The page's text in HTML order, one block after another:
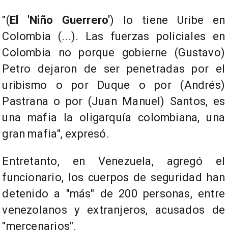
"(El 'Niño Guerrero') lo tiene Uribe en
Colombia (...). Las fuerzas policiales en
Colombia no porque gobierne (Gustavo)
Petro dejaron de ser penetradas por el
uribismo o por Duque o por (Andrés)
Pastrana o por (Juan Manuel) Santos, es
una mafia la oligarquía colombiana, una
gran mafia", expresó.
Entretanto, en Venezuela, agregó el
funcionario, los cuerpos de seguridad han
detenido a "más" de 200 personas, entre
venezolanos y extranjeros, acusados de
"mercenarios".